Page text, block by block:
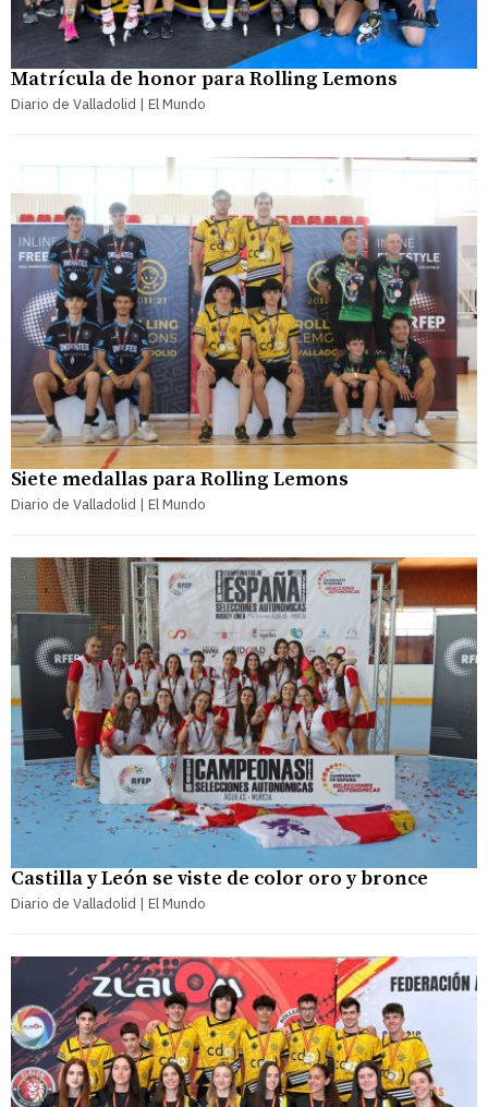
Matrícula de honor para Rolling Lemons
Diario de Valladolid | El Mundo
Siete medallas para Rolling Lemons
Diario de Valladolid | El Mundo
Castilla y León se viste de color oro y bronce
Diario de Valladolid | El Mundo